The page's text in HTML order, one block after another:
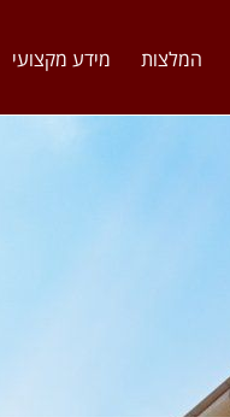
המלצות מידע מקצועי